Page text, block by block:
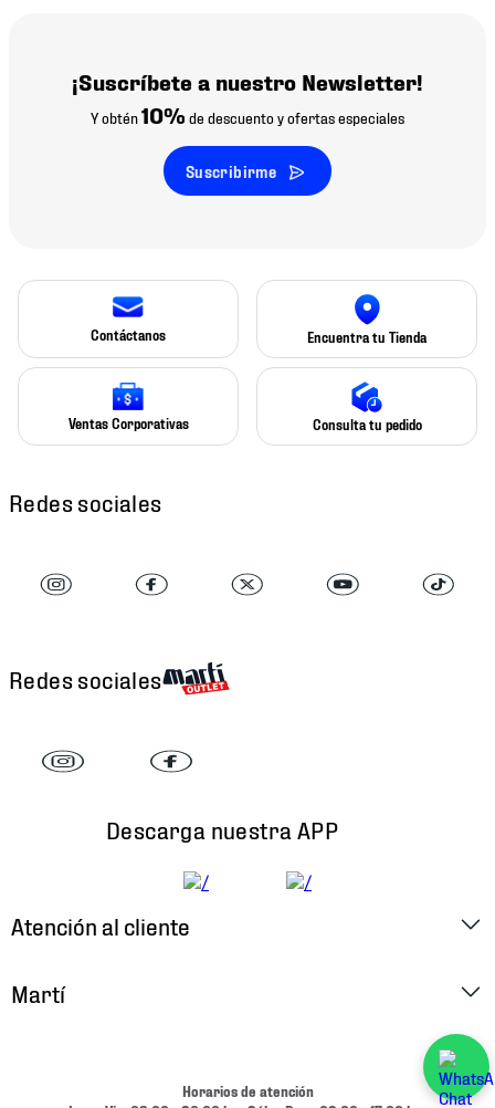
¡Suscríbete a nuestro Newsletter!
Y obtén10% de descuento y ofertas especiales
Suscribirme
Contáctanos Encuentra tu Tienda
Ventas Corporativas Consulta tu pedido
Redes sociales
Redes sociales
Descarga nuestra APP
Atención al cliente
Martí
Horarios de atención